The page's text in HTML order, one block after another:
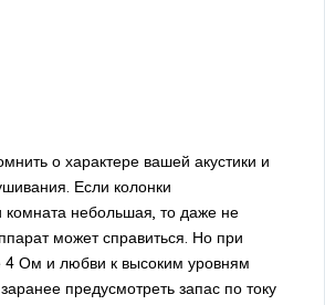
о характере вашей акустики и
Если колонки
комната небольшая, то даже не
может справиться. Но при
4 Ом и любви к высоким уровням
предусмотреть запас по току